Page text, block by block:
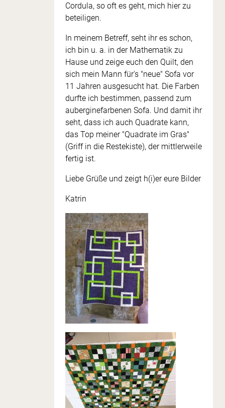
Cordula, so oft es geht, mich hier zu
beteiligen.
In meinem Betreff, seht ihr es schon,
ich bin u. a. in der Mathematik zu
Hause und zeige euch den Quilt, den
sich mein Mann für's "neue" Sofa vor
11 Jahren ausgesucht hat. Die Farben
durfte ich bestimmen, passend zum
auberginefarbenen Sofa. Und damit ihr
seht, dass ich auch Quadrate kann,
das Top meiner "Quadrate im Gras"
(Griff in die Restekiste), der mittlerweile
fertig ist.
Liebe Grüße und zeigt h(i)er eure Bilder
Katrin